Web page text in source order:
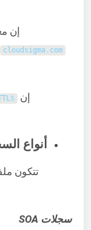
إن
cloudsigma . com
إن $
أنواع
تتكون
سجلات SOA